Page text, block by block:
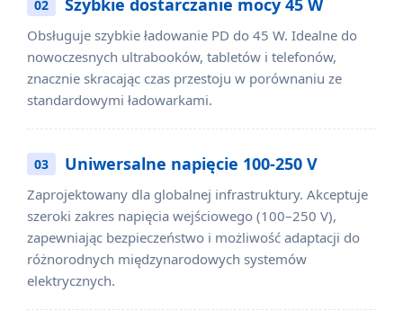
02 Szybkie dostarczanie mocy 45 W
Obsługuje szybkie ładowanie PD do 45 W. Idealne do
nowoczesnych ultrabooków, tabletów i telefonów,
znacznie skracając czas przestoju w porównaniu ze
standardowymi ładowarkami.
03 Uniwersalne napięcie 100-250 V
Zaprojektowany dla globalnej infrastruktury. Akceptuje
szeroki zakres napięcia wejściowego (100–250 V),
zapewniając bezpieczeństwo i możliwość adaptacji do
różnorodnych międzynarodowych systemów
elektrycznych.